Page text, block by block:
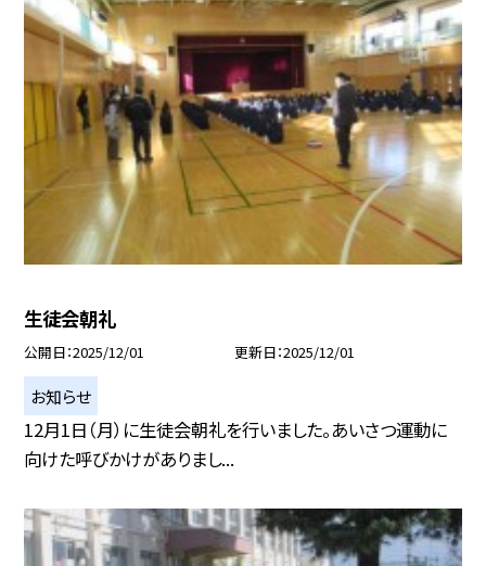
生徒会朝礼
公開日 2025/12/01 更新日 2025/12/01
お知らせ
12月1日（月）に生徒会朝礼を行いました。あいさつ運動に
向けた呼びかけがありまし...